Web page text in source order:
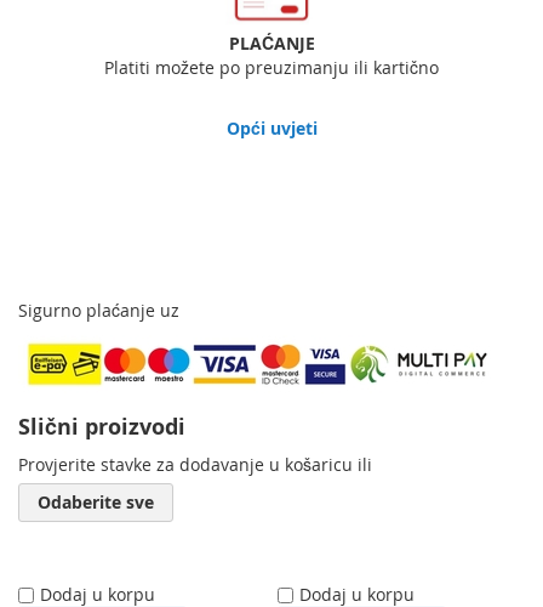
PLAĆANJE
Platiti možete po preuzimanju ili kartično
Opći uvjeti
Sigurno plaćanje uz
Slični proizvodi
Provjerite stavke za dodavanje u košaricu ili
Odaberite sve
Dodaj u korpu
Dodaj u korpu